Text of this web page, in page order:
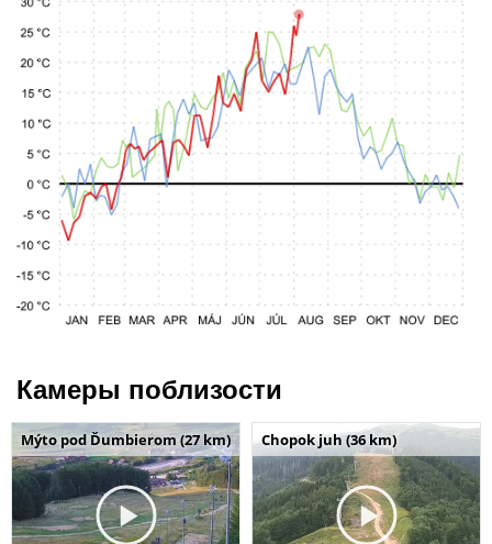
Камеры поблизости
Mýto pod Ďumbierom (27 km) Chopok juh (36 km)